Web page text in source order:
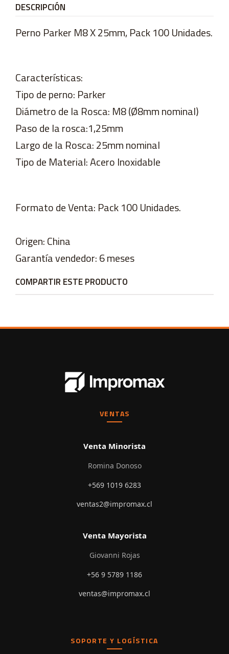
DESCRIPCIÓN
Perno Parker M8 X 25mm, Pack 100 Unidades.
Características:
Tipo de perno: Parker
Diámetro de la Rosca: M8 (Ø8mm nominal)
Paso de la rosca:1,25mm
Largo de la Rosca: 25mm nominal
Tipo de Material: Acero Inoxidable
Formato de Venta: Pack 100 Unidades.
Origen: China
Garantía vendedor: 6 meses
COMPARTIR ESTE PRODUCTO
VENTAS
Venta Minorista
Romina Donoso
+569 1019 6283
ventas2@impromax.cl
Venta Mayorista
Giovanni Rojas
+56 9 5789 1186
ventas@impromax.cl
SOPORTE Y LOGÍSTICA